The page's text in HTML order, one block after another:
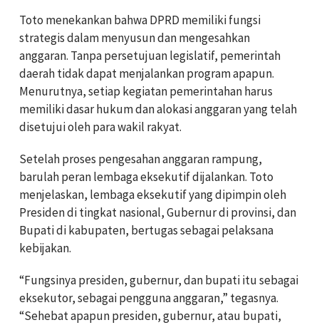
Toto menekankan bahwa DPRD memiliki fungsi
strategis dalam menyusun dan mengesahkan
anggaran. Tanpa persetujuan legislatif, pemerintah
daerah tidak dapat menjalankan program apapun.
Menurutnya, setiap kegiatan pemerintahan harus
memiliki dasar hukum dan alokasi anggaran yang telah
disetujui oleh para wakil rakyat.
Setelah proses pengesahan anggaran rampung,
barulah peran lembaga eksekutif dijalankan. Toto
menjelaskan, lembaga eksekutif yang dipimpin oleh
Presiden di tingkat nasional, Gubernur di provinsi, dan
Bupati di kabupaten, bertugas sebagai pelaksana
kebijakan.
“Fungsinya presiden, gubernur, dan bupati itu sebagai
eksekutor, sebagai pengguna anggaran,” tegasnya.
“Sehebat apapun presiden, gubernur, atau bupati,